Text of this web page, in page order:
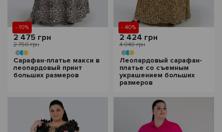
- 10%
2 475 грн
2 750 грн
Сарафан-платье макси в
леопардовый принт
больших размеров
- 40%
2 424 грн
4 040 грн
Леопардовый сарафан-
платье со съемным
украшением больших
размеров